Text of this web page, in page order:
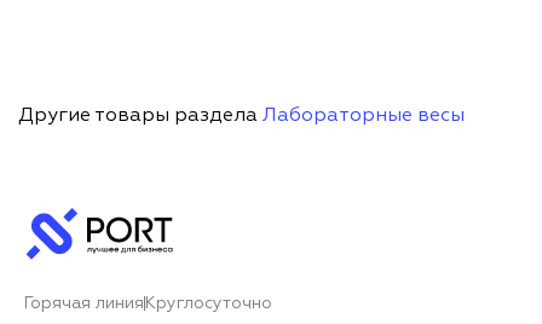
Другие товары раздела Лабораторные весы
Горячая линия Круглосуточно